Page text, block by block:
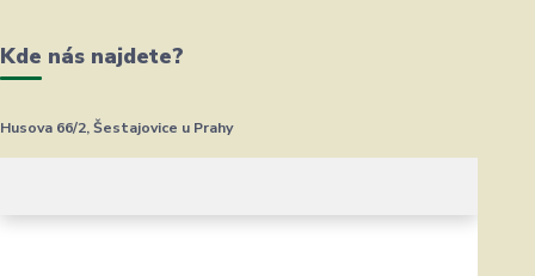
Kde nás najdete?
Husova 66/2, Šestajovice u Prahy